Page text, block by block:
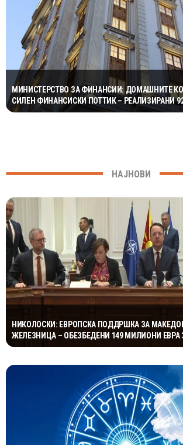
МИНИСТЕРСТВО ЗА ФИНАНСИИ: ДОМАШНИТЕ
СИЛЕН ФИНАНСИСКИ ПОТТИК – РЕАЛИЗИРАНИ
ОД УНГАРСКИОТ ЗАЕМ
НАЈНОВИ
НИКОЛОСКИ: ЕВРОПСКА ПОДДРШКА ЗА
ЖЕЛЕЗНИЦА – ОБЕЗБЕДЕНИ 149 МИЛИОНИ ЕВРА
БУГАРИЈА